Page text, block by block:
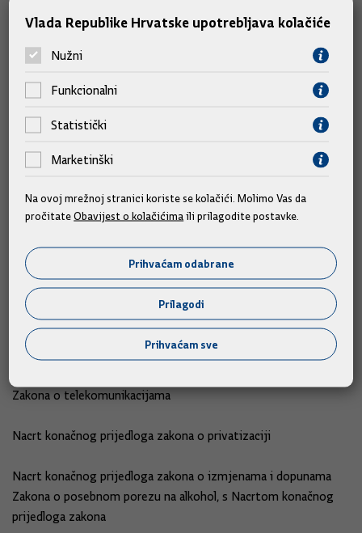
derivata
Nacrt konačnog prijedloga zakona o tržištu plina
Nacrt konačnog prijedloga zakona o o tržištu električne
energije
Nacrt konačnog prijedloga zakona o regulaciji energetskih
Nacrt konačnog prijedloga zakona o tržištu nafte i naftnih
derivata
Nacrt konačnog prijedloga zakona o tržištu plina
Zakona o telekomunikacijama
Nacrt konačnog prijedloga zakona o privatizaciji
Nacrt konačnog prijedloga zakona o izmjenama i dopunama
Zakona o posebnom porezu na alkohol, s Nacrtom konačnog
prijedloga zakona
Vlada Republike Hrvatske upotrebljava kolačiće
Nužni
Funkcionalni
Statistički
Marketinški
Na ovoj mrežnoj stranici koriste se kolačići. Molimo Vas da
pročitateObavijest o kolačićima ili prilagodite postavke.
Prihvaćam odabrane
Prilagodi
Prihvaćam sve